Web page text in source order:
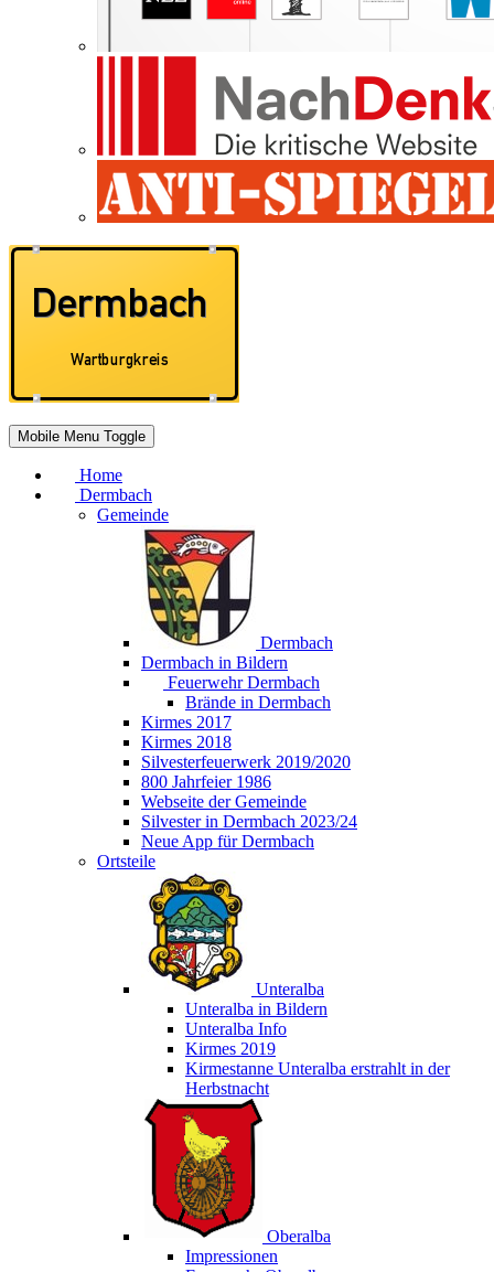
Mobile Menu Toggle
Home
Dermbach
Gemeinde
Dermbach
Dermbach in Bildern
Feuerwehr Dermbach
Brände in Dermbach
Kirmes 2017
Kirmes 2018
Silvesterfeuerwerk 2019/2020
800 Jahrfeier 1986
Webseite der Gemeinde
Silvester in Dermbach 2023/24
Neue App für Dermbach
Ortsteile
Unteralba
Unteralba in Bildern
Unteralba Info
Kirmes 2019
Kirmestanne Unteralba erstrahlt in der
Herbstnacht
Oberalba
Impressionen